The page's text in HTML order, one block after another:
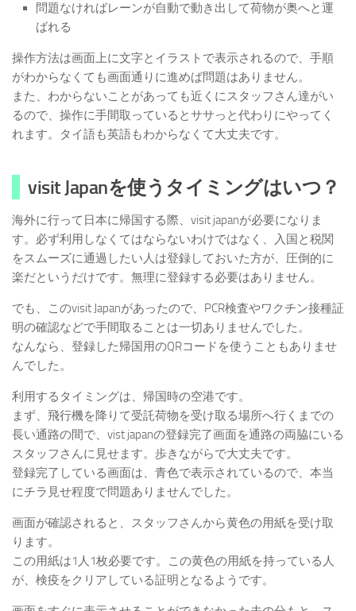
問題なければレーンが自動で動き出して荷物が奥へと運
ばれる
操作方法は画面上に文字とイラストで表示されるので、手順
がわからなくても画面通りに進めば問題はありません。
また、わからないことがあっても近くにスタッフさん達がい
るので、操作に手間取っているとササっと代わりにやってく
れます。タイ語も英語もわからなくて大丈夫です。
visit Japanを使うタイミングはいつ？
海外に行って日本に帰国する際、visit japanが必要になりま
す。必ず利用しなくてはならないわけではなく、入国と税関
をスムーズに通過したい人は登録しておいた方が、圧倒的に
楽だというだけです。無理に登録する必要はありません。
でも、このvisit Japanがあったので、PCR検査やワクチン接種証
明の確認などで手間取ることは一切ありませんでした。
なんなら、登録した帰国用のQRコードを使うこともありませ
んでした。
利用するタイミングは、帰国時の空港です。
まず、飛行機を降りて受託荷物を受け取る場所へ行くまでの
長い通路の間で、vist japanの登録完了画面を通路の両脇にいる
スタッフさんに見せます。歩きながらで大丈夫です。
登録完了している画面は、青色で表示されているので、本当
にチラ見せ程度で問題ありませんでした。
画面が確認されると、スタッフさんから黄色の用紙を受け取
ります。
この用紙は1人1枚必要です。この黄色の用紙を持っている人
が、検疫をクリアしている証明となるようです。